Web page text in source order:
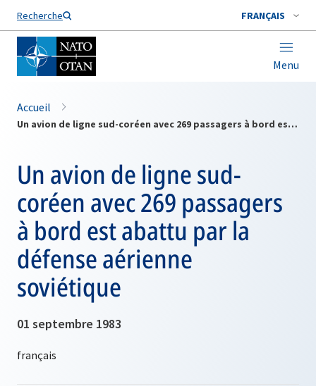
Recherche FRANÇAIS
Menu
Nom de famille*
Accueil
Un avion de ligne sud-coréen avec 269 passagers à bord est abattu par la défense aérienne soviétique
Un avion de ligne sud-
coréen avec 269 passagers
à bord est abattu par la
défense aérienne
soviétique
01 septembre 1983